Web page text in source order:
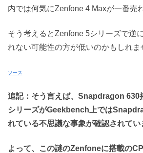
内では何気にZenfone 4 Maxが一番売
そう考えるとZenfone 5シリーズで逆
れない可能性の方が低いのかもしれま
ソース
追記：そう言えば、Snapdragon 630
シリーズがGeekbench上では
れている不思議な事象が確認されてい
よって、この謎のZenfoneに搭載の